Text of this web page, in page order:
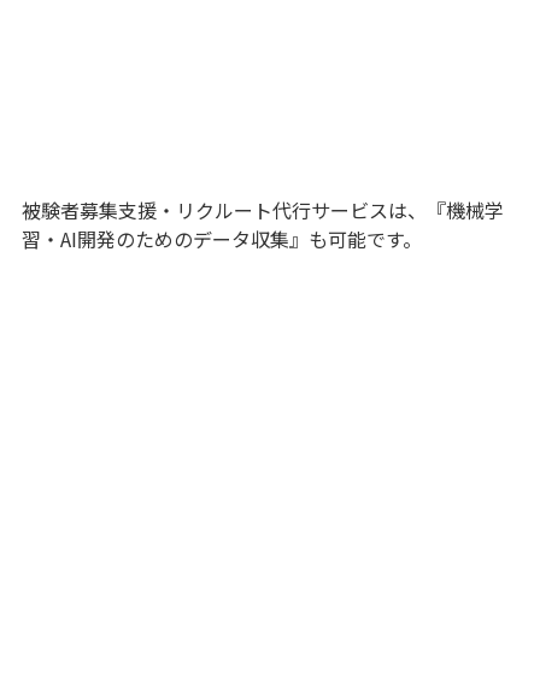
被験者募集支援・リクルート代行サービスは、『機械学
習・AI開発のためのデータ収集』も可能です。